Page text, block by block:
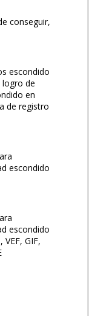
conseguir,
escondido
logro de
en
de registro
escondido
escondido
GIF,